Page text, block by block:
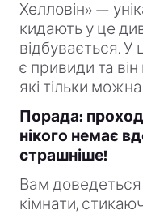
Хелловін» —
кидають у це
відбувається.
є привиди та
які тільки
Порада:
нікого немає
страшніше!
Вам доведеться
кімнати,